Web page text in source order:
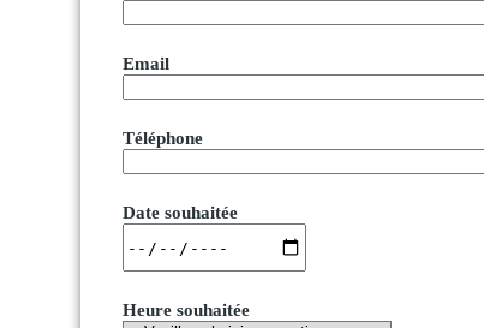
Email
Téléphone
Date souhaitée
Heure souhaitée